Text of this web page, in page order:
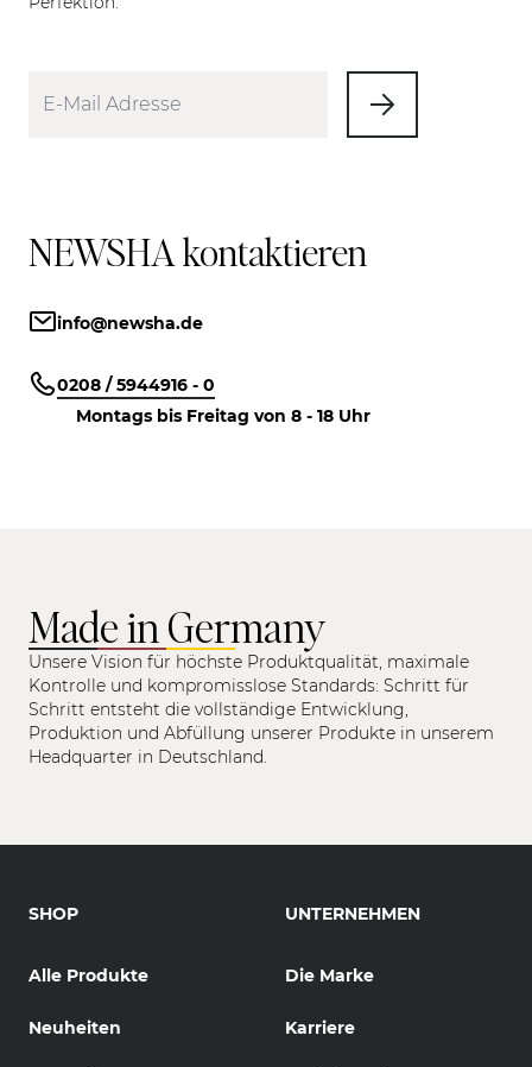
NEWSHA kontaktieren
info@newsha.de
0208 / 5944916 - 0
Montags bis Freitag von 8 - 18 Uhr
Made in Germany
Unsere Vision für höchste Produktqualität, maximale
Kontrolle und kompromisslose Standards: Schritt für
Schritt entsteht die vollständige Entwicklung,
Produktion und Abfüllung unserer Produkte in unserem
Headquarter in Deutschland.
SHOP
Alle Produkte
Neuheiten
UNTERNEHMEN
Die Marke
Karriere